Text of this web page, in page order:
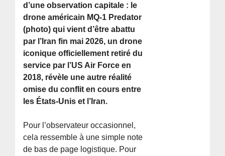
d’une observation capitale : le
drone américain MQ-1 Predator
(photo) qui vient d’être abattu
par l’Iran fin mai 2026, un drone
iconique officiellement retiré du
service par l’US Air Force en
2018, révèle une autre réalité
omise du conflit en cours entre
les États-Unis et l’Iran.
Pour l’observateur occasionnel,
cela ressemble à une simple note
de bas de page logistique. Pour